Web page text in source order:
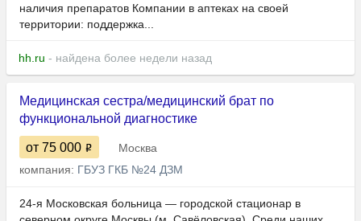
наличия препаратов Компании в аптеках на своей
территории: поддержка...
hh.ru - найдена более недели назад
Медицинская сестра/медицинский брат по
функциональной диагностике
от 75 000
Москва
компания: ГБУЗ ГКБ №24 ДЗМ
24-я Московская больница — городской стационар в